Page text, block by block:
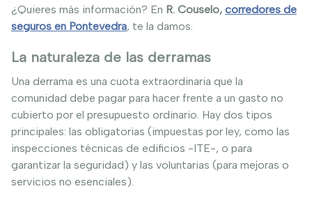
¿Quieres más información? En R. Couselo, corredores de
seguros en Pontevedra, te la damos.
La naturaleza de las derramas
Una derrama es una cuota extraordinaria que la
comunidad debe pagar para hacer frente a un gasto no
cubierto por el presupuesto ordinario. Hay dos tipos
principales: las obligatorias (impuestas por ley, como las
inspecciones técnicas de edificios -ITE-, o para
garantizar la seguridad) y las voluntarias (para mejoras o
servicios no esenciales).